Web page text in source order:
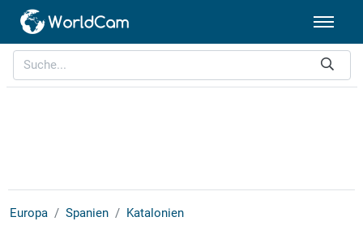
Europa Spanien Katalonien